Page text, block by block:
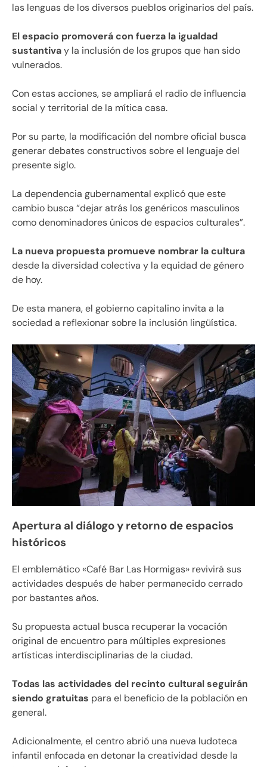
las lenguas de los diversos pueblos originarios del país.
El espacio promoverá con fuerza la igualdad
sustantivay la inclusión de los grupos que han sido
vulnerados.
Con estas acciones, se ampliará el radio de influencia
social y territorial de la mítica casa.
Por su parte, la modificación del nombre oficial busca
generar debates constructivos sobre el lenguaje del
presente siglo.
La dependencia gubernamental explicó que este
cambio busca “dejar atrás los genéricos masculinos
como denominadores únicos de espacios culturales”.
La nueva propuesta promueve nombrar la cultura
desde la diversidad colectiva y la equidad de género
de hoy.
De esta manera, el gobierno capitalino invita a la
sociedad a reflexionar sobre la inclusión lingüística.
Apertura al diálogo y retorno de espacios
históricos
El emblemático «Café Bar Las Hormigas» revivirá sus
actividades después de haber permanecido cerrado
por bastantes años.
Su propuesta actual busca recuperar la vocación
original de encuentro para múltiples expresiones
artísticas interdisciplinarias de la ciudad.
Todas las actividades del recinto cultural seguirán
siendo gratuitas para el beneficio de la población en
general.
Adicionalmente, el centro abrió una nueva ludoteca
infantil enfocada en detonar la creatividad desde la